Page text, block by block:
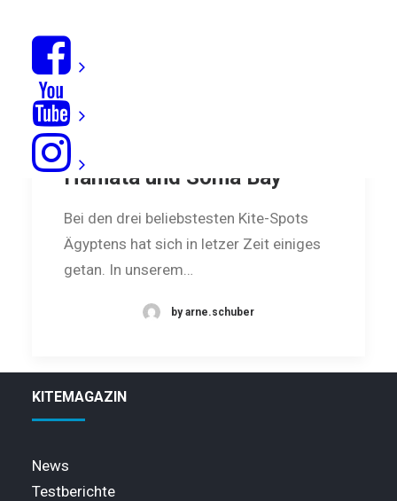
Ägypten: Kiten in Hurghada,
Hamata und Soma Bay
Bei den drei beliebstesten Kite-Spots
Ägyptens hat sich in letzer Zeit einiges
getan. In unserem…
by arne.schuber
KITEMAGAZIN
News
Testberichte